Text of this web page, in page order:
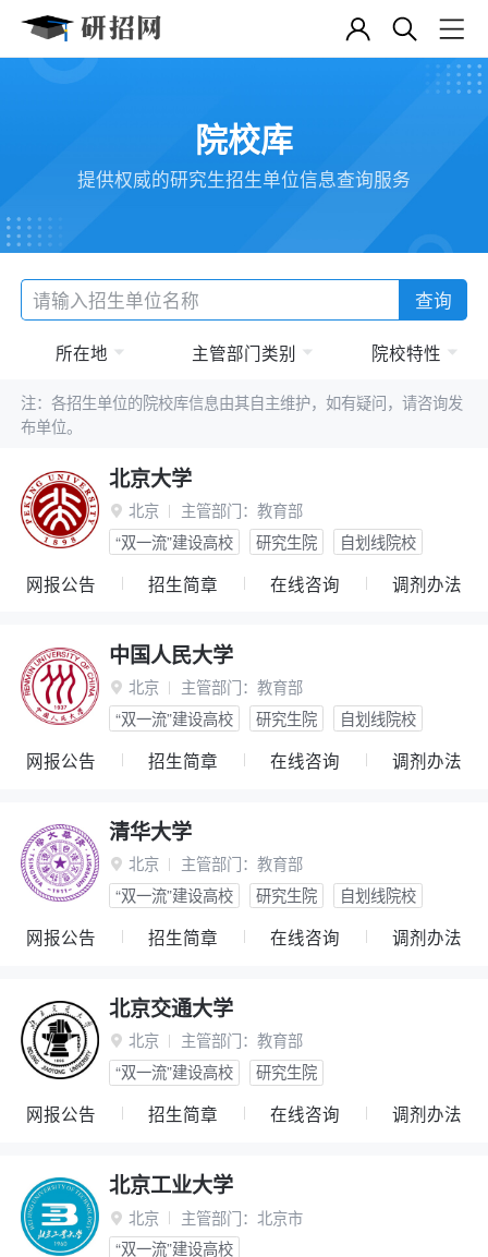
院校库
提供权威的研究生招生单位信息查询服务
查询
所在地 主管部门类别 院校特性
注：各招生单位的院校库信息由其自主维护，如有疑问，请咨询发
布单位。
北京大学
 北京 主管部门： 教育部
“双一流”建设高校
研究生院 自划线院校
网报公告 招生简章 在线咨询 调剂办法
中国人民大学
 北京 主管部门： 教育部
“双一流”建设高校
研究生院 自划线院校
网报公告 招生简章 在线咨询 调剂办法
清华大学
 北京 主管部门： 教育部
“双一流”建设高校
研究生院 自划线院校
网报公告 招生简章 在线咨询 调剂办法
北京交通大学
 北京 主管部门： 教育部
“双一流”建设高校
研究生院
网报公告 招生简章 在线咨询 调剂办法
北京工业大学
 北京 主管部门： 北京市
“双一流”建设高校